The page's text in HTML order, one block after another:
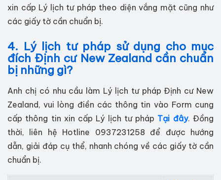
xin cấp Lý lịch tư pháp theo diện vắng mặt cũng như
các giấy tờ cần chuẩn bị.
4. Lý lịch tư pháp sử dụng cho mục
đích Định cư New Zealand cần chuẩn
bị những gì?
Anh chị có nhu cầu làm Lý lịch tư pháp Định cư New
Zealand, vui lòng điền các thông tin vào Form cung
cấp thông tin xin cấp Lý lịch tư pháp Tại đây. Đồng
thời, liên hệ Hotline 0937231258 để được hướng
dẫn, giải đáp cụ thể, nhanh chóng về các giấy tờ cần
chuẩn bị.